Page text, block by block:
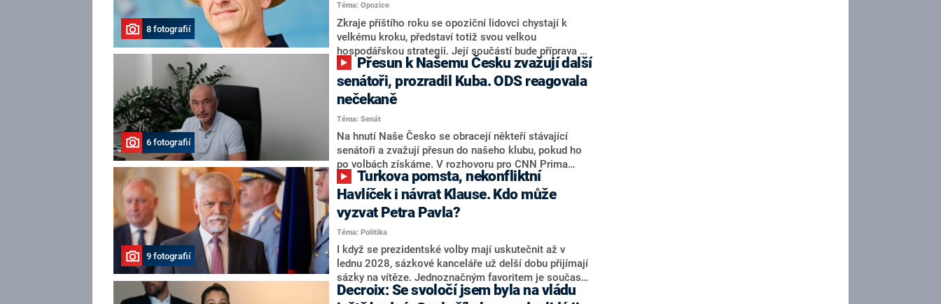
8 fotografií
Téma: Opozice
Zkraje příštího roku se opoziční lidovci chystají k
velkému kroku, představí totiž svou velkou
hospodářskou strategii. Její součástí bude příprava na
stárnutí populace, řekl ve středu na setkání s novináři
nový předseda lidovců Jan Grolich. Ten zároveň v
senátních volbách kandiduje ve Vyškově. Popsal i
aktivitu opozice, o níž vládní strany nebo političtí
komentátoři mluví jako o slabé a v defenzivě. „Je to
úmorná práce upozorňovat na chyby vlády. Ministři s
námi navíc nechodí do debat. Chceme ale ukazovat
svoje témata,“ odpověděl Grolich na dotaz CNN Prima
NEWS.
6 fotografií
senátoři, prozradil Kuba. ODS reagovala
nečekaně
Téma: Senát
Na hnutí Naše Česko se obracejí někteří stávající
senátoři a zvažují přesun do našeho klubu, pokud ho
po volbách získáme. V rozhovoru pro CNN Prima
NEWS to řekl zakladatel hnutí a jihočeský hejtman
Martin Kuba. Konkrétní nebyl, ale získat by takto mohl
například senátora Zdeňka Hrabu, který je dnes
součástí klubu ODS a TOP 09. Hraba to na dotaz
redakce nevyloučil. Předseda klubu senátorů ODS
Zdeněk Nytra redakci řekl, že počítá s odchodem
některých senátorů z klubu a že Naše Česko není
nepřítel, ale soupeř.
9 fotografií
Havlíček i návrat Klause. Kdo může
vyzvat Petra Pavla?
Téma: Politika
I když se prezidentské volby mají uskutečnit až v
lednu 2028, sázkové kanceláře už delší dobu přijímají
sázky na vítěze. Jednoznačným favoritem je současná
hlava státu Petr Pavel. Daleko za ním pak bookmakeři
Decroix: Se svoločí jsem byla na vládu